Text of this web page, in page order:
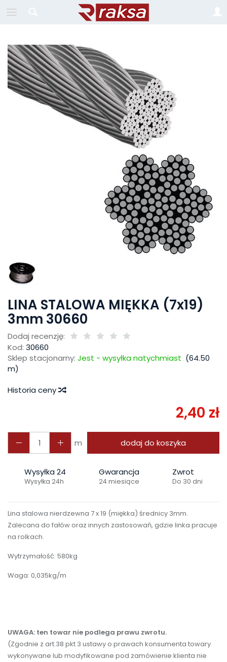
LINA STALOWA MIĘKKA (7x19)
3mm 30660
Dodaj recenzję:
Kod: 30660
Sklep stacjonarny: Jest - wysyłka natychmiast (64.50
m)
Historia ceny
2,40 zł
m dodaj do koszyka
Wysyłka 24
Wysyłka 24h
Gwarancja
24 miesiące
Zwrot
Do 30 dni
Lina stalowa nierdzewna 7 x 19 (miękka) średnicy 3mm.
Zalecana do fałów oraz innych zastosowań, gdzie linka pracuje
na rolkach.
Wytrzymałość: 580kg
Waga: 0,035kg/m
UWAGA: ten towar nie podlega prawu zwrotu.
(Zgodnie z art.38 pkt 3 ustawy o prawach konsumenta towary
wykonywane lub modyfikowane pod zamówienie klienta nie